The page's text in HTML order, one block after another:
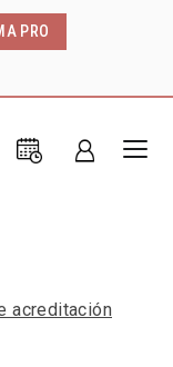
PRO
acreditación